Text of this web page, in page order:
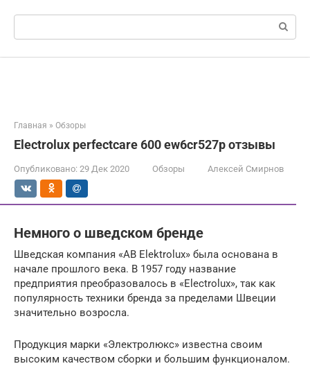
Поиск:
Главная » Обзоры
Electrolux perfectcare 600 ew6cr527p отзывы
Опубликовано: 29 Дек 2020 Обзоры Алексей Смирнов
Немного о шведском бренде
Шведская компания «AB Elektrolux» была основана в
начале прошлого века. В 1957 году название
предприятия преобразовалось в «Electrolux», так как
популярность техники бренда за пределами Швеции
значительно возросла.
Продукция марки «Электролюкс» известна своим
высоким качеством сборки и большим функционалом.